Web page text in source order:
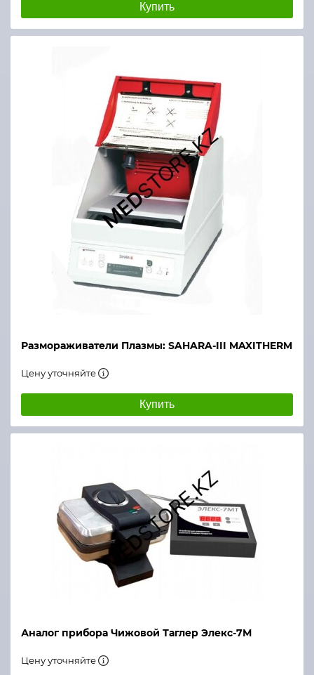
Купить
Размораживатели Плазмы: SAHARA-III MAXITHERM
Цену уточняйте
Купить
Аналог прибора Чижовой Таглер Элекс-7М
Цену уточняйте